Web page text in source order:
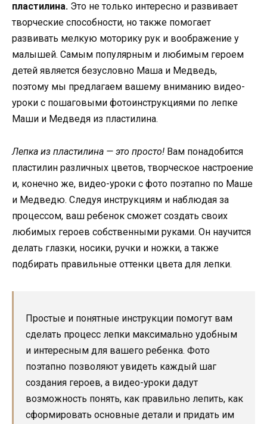
пластилина. Это не только интересно и развивает
творческие способности, но также помогает
развивать мелкую моторику рук и воображение у
малышей. Самым популярным и любимым героем
детей является безусловно Маша и Медведь,
поэтому мы предлагаем вашему вниманию видео-
уроки с пошаговыми фотоинструкциями по лепке
Маши и Медведя из пластилина.
Лепка из пластилина — это просто! Вам понадобится
пластилин различных цветов, творческое настроение
и, конечно же, видео-уроки с фото поэтапно по Маше
и Медведю. Следуя инструкциям и наблюдая за
процессом, ваш ребенок сможет создать своих
любимых героев собственными руками. Он научится
делать глазки, носики, ручки и ножки, а также
подбирать правильные оттенки цвета для лепки.
Простые и понятные инструкции помогут вам
сделать процесс лепки максимально удобным
и интересным для вашего ребенка. Фото
поэтапно позволяют увидеть каждый шаг
создания героев, а видео-уроки дадут
возможность понять, как правильно лепить, как
сформировать основные детали и придать им